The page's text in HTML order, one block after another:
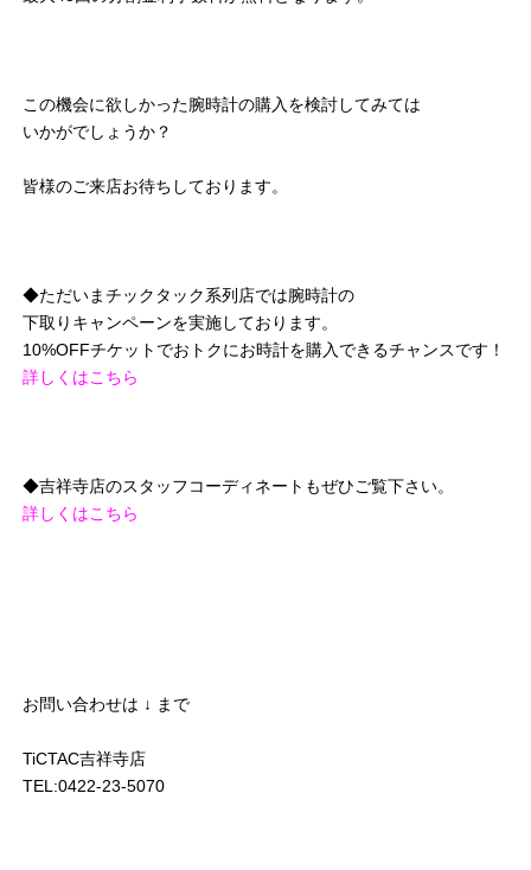
この機会に欲しかった腕時計の購入を検討してみては
いかがでしょうか？
皆様のご来店お待ちしております。
◆ただいまチックタック系列店では腕時計の
下取りキャンペーンを実施しております。
10%OFFチケットでおトクにお時計を購入できるチャンスです！
詳しくはこちら
◆吉祥寺店のスタッフコーディネートもぜひご覧下さい。
詳しくはこちら
お問い合わせは ↓ まで
TiCTAC吉祥寺店
TEL:0422-23-5070